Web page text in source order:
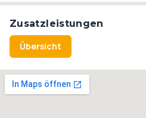
Zusatzleistungen
Übersicht